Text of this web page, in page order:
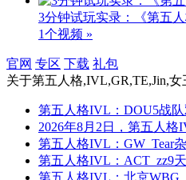
3分钟试玩实录：《第五
1个视频 »
官网 专区 下载 礼包
关于第五人格,IVL,GR,TE,Jin,
第五人格IVL：DOU5战
2026年8月2日，第五人
第五人格IVL：GW_Tear
第五人格IVL：ACT_zz9
第五人格IVL：北京